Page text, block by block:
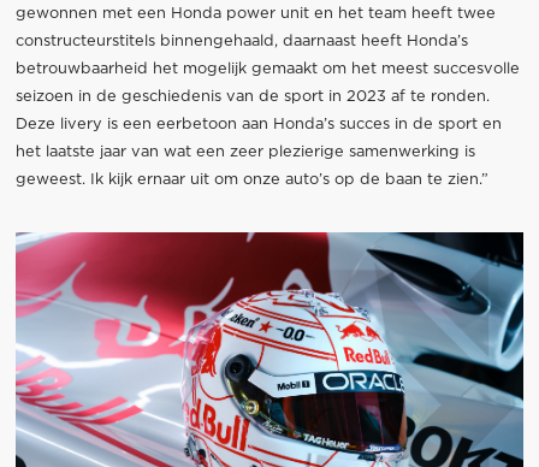
gewonnen met een Honda power unit en het team heeft twee
constructeurstitels binnengehaald, daarnaast heeft Honda’s
betrouwbaarheid het mogelijk gemaakt om het meest succesvolle
seizoen in de geschiedenis van de sport in 2023 af te ronden.
Deze livery is een eerbetoon aan Honda’s succes in de sport en
het laatste jaar van wat een zeer plezierige samenwerking is
geweest. Ik kijk ernaar uit om onze auto’s op de baan te zien.”